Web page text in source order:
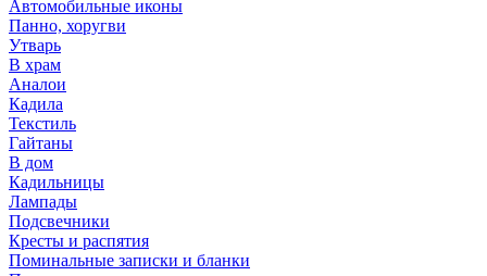
Автомобильные иконы
Панно, хоругви
Утварь
В храм
Аналои
Кадила
Текстиль
Гайтаны
В дом
Кадильницы
Лампады
Подсвечники
Кресты и распятия
Поминальные записки и бланки